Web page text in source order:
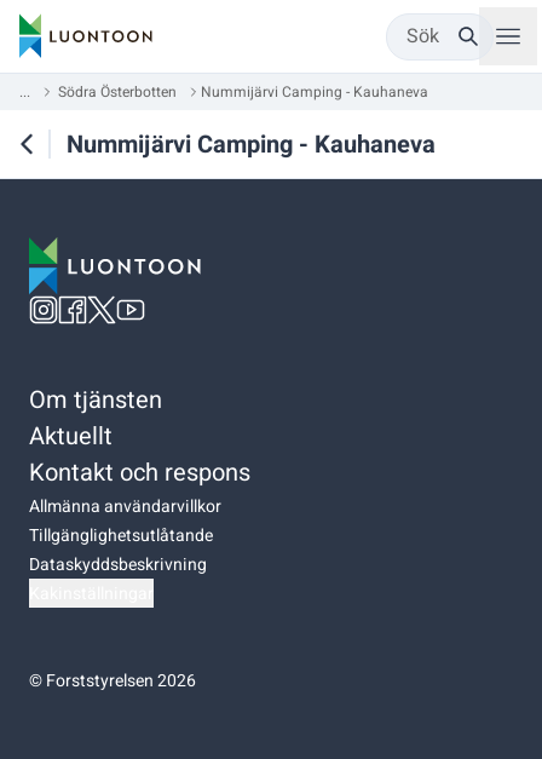
Sök
... Södra Österbotten Nummijärvi Camping - Kauhaneva
Nummijärvi Camping - Kauhaneva
Om tjänsten
Aktuellt
Kontakt och respons
Allmänna användarvillkor
Tillgänglighetsutlåtande
Dataskyddsbeskrivning
©Forststyrelsen 2026